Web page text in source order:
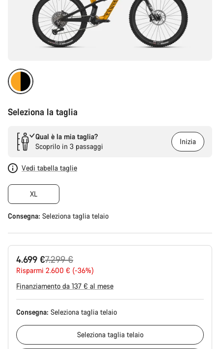
Seleziona la taglia
Qual è la mia taglia?
Scoprilo in 3 passaggi
Inizia
Vedi tabella taglie
XL
Consegna: Seleziona taglia telaio
4.699 €
Prezzo
originale
7.299 €
Risparmi 2.600 € (-36%)
Finanziamento da 137 € al mese
Consegna: Seleziona taglia telaio
Seleziona taglia telaio